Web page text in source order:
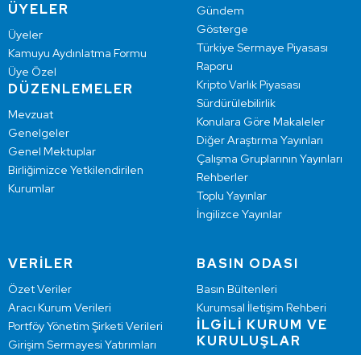
ÜYELER
Üyeler
Kamuyu Aydınlatma Formu
Üye Özel
DÜZENLEMELER
Mevzuat
Genelgeler
Genel Mektuplar
Birliğimizce Yetkilendirilen
Kurumlar
Gündem
Gösterge
Türkiye Sermaye Piyasası
Raporu
Kripto Varlık Piyasası
Sürdürülebilirlik
Konulara Göre Makaleler
Diğer Araştırma Yayınları
Çalışma Gruplarının Yayınları
Rehberler
Toplu Yayınlar
İngilizce Yayınlar
VERİLER
Özet Veriler
Aracı Kurum Verileri
Portföy Yönetim Şirketi Verileri
Girişim Sermayesi Yatırımları
BASIN ODASI
Basın Bültenleri
Kurumsal İletişim Rehberi
İLGİLİ KURUM VE
KURULUŞLAR